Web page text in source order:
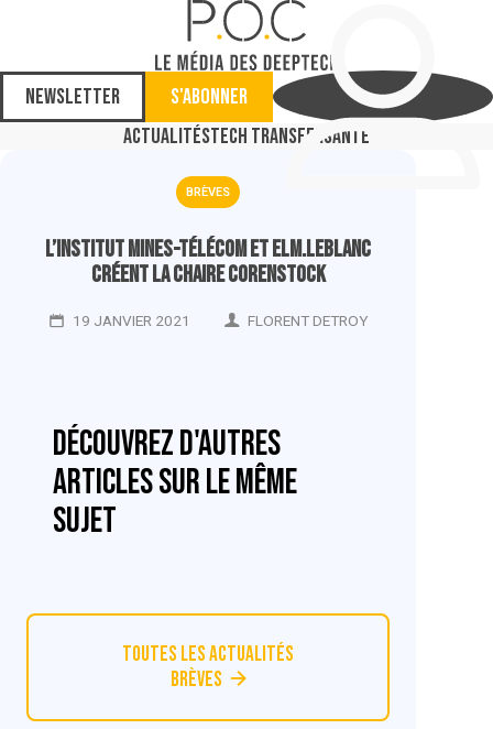
Newsletter
S'abonner
ActualitésTech TransferSanté
BRÈVES
L’Institut Mines-Télécom et elm.leblanc
créent la chaire CORENSTOCK
19 JANVIER 2021 FLORENT DETROY
Découvrez d'autres
articles sur le même
sujet
Toutes les actualités
Brèves